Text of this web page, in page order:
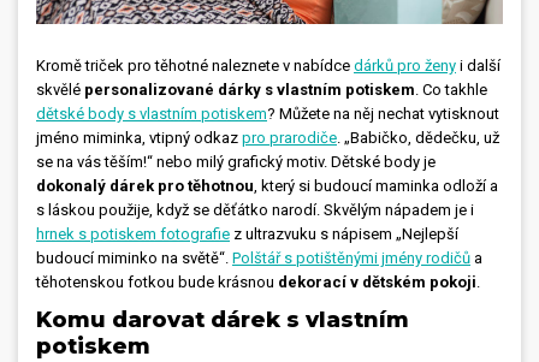
Kromě triček pro těhotné naleznete v nabídce dárků pro ženy i další
skvělé personalizované dárky s vlastním potiskem. Co takhle
dětské body s vlastním potiskem? Můžete na něj nechat vytisknout
jméno miminka, vtipný odkaz pro prarodiče. „Babičko, dědečku, už
se na vás těším!“ nebo milý grafický motiv. Dětské body je
dokonalý dárek pro těhotnou, který si budoucí maminka odloží a
s láskou použije, když se děťátko narodí. Skvělým nápadem je i
hrnek s potiskem fotografie z ultrazvuku s nápisem „Nejlepší
budoucí miminko na světě“. Polštář s potištěnými jmény rodičů a
těhotenskou fotkou bude krásnou dekorací v dětském pokoji.
Komu darovat dárek s vlastním
potiskem